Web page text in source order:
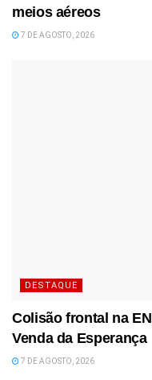
meios aéreos
7 DE AGOSTO, 2026
DESTAQUE
Colisão frontal na
Venda da Esperança
7 DE AGOSTO, 2026